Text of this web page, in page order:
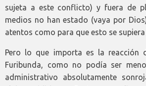
sujeta a este conflicto) y fuera de
medios no han estado (vaya por
atentos como para que esto se
Pero lo que importa es la reacción
Furibunda, como no podía ser
administrativo absolutamente